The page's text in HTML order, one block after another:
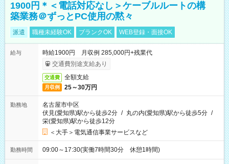
1900円＊＜電話対応なし＞ケーブルルートの構
築業務＠ずっとPC使用の黙々
派遣 職種未経験OK ブランクOK WEB登録・面接OK
給与
時給1900円 月収例 285,000円+残業代
交通費別途支給あり
交通費 全額支給
月収例 25～30万円
勤務地
名古屋市中区
伏見(愛知県)駅から徒歩2分 / 丸の内(愛知県)駅から徒歩5分 /
栄(愛知県)駅から徒歩12分
＜大手＞電気通信事業サービスなど
勤務時間 09:00～17:30(実働7時間30分 休憩1時間)